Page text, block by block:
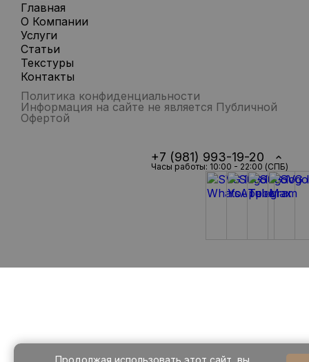
Главная
О Компании
Услуги
Статьи
Текстуры
Контакты
Политика конфиденциальности
Информация на сайте не является Публичной
Офертой
+7 (981) 993-19-20
Часы работы: 10:00 - 22:00 (СПБ)
Продолжая использовать этот сайт, вы